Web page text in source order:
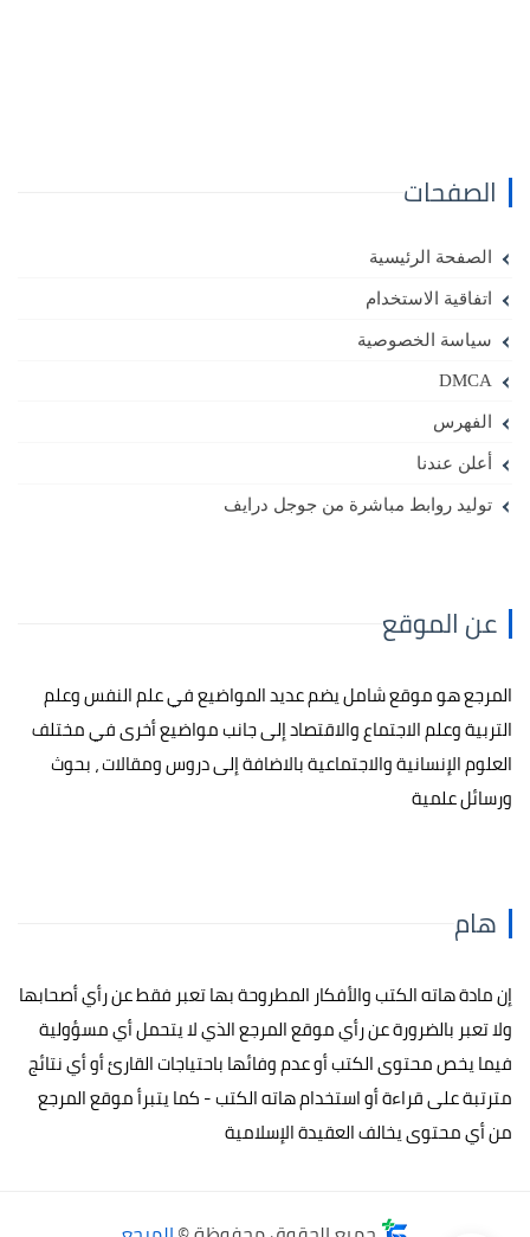
الصفحات
الصفحة الرئيسية
اتفاقية الاستخدام
سياسة الخصوصية
DMCA
الفهرس
أعلن عندنا
توليد روابط مباشرة من جوجل درايف
عن الموقع
المرجع هو موقع شامل يضم عديد المواضيع في علم النفس وعلم
التربية وعلم الاجتماع والاقتصاد إلى جانب مواضيع أخرى في مختلف
العلوم الإنسانية والاجتماعية بالاضافة إلى دروس ومقالات ، بحوث
ورسائل علمية
هام
إن مادة هاته الكتب والأفكار المطروحة بها تعبر فقط عن رأي أصحابها
ولا تعبر بالضرورة عن رأي موقع المرجع الذي لا يتحمل أي مسؤولية
فيما يخص محتوى الكتب أو عدم وفائها باحتياجات القارئ أو أي نتائج
مترتبة على قراءة أو استخدام هاته الكتب - كما يتبرأ موقع المرجع
من أي محتوى يخالف العقيدة الإسلامية